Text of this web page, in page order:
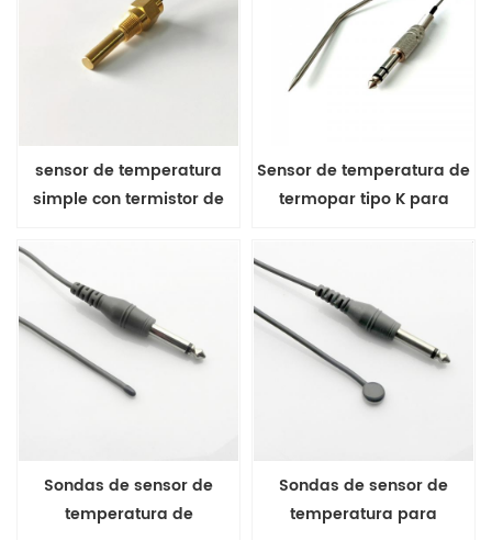
sensor de temperatura
simple con termistor de
Sensor de temperatura de
termopar tipo K para
Sondas de sensor de
temperatura de
Sondas de sensor de
temperatura para